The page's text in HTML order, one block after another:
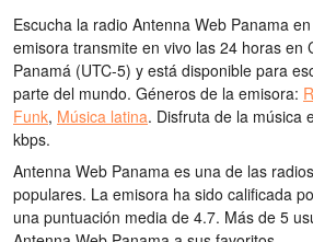
Escucha la radio Antenna Web Panama
emisora transmite en vivo las 24 horas en
Panamá (UTC-5) y está disponible para
parte del mundo. Géneros de la emisora:
Funk, Música latina. Disfruta de la música
kbps.
Antenna Web Panama es una de las
populares. La emisora ha sido calificada
una puntuación media de 4.7. Más de 5